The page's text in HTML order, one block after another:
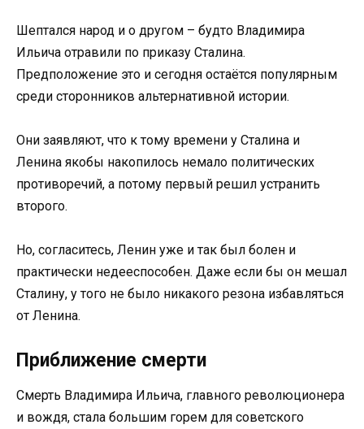
Шептался народ и о другом – будто Владимира
Ильича отравили по приказу Сталина.
Предположение это и сегодня остаётся популярным
среди сторонников альтернативной истории.
Они заявляют, что к тому времени у Сталина и
Ленина якобы накопилось немало политических
противоречий, а потому первый решил устранить
второго.
Но, согласитесь, Ленин уже и так был болен и
практически недееспособен. Даже если бы он мешал
Сталину, у того не было никакого резона избавляться
от Ленина.
Приближение смерти
Смерть Владимира Ильича, главного революционера
и вождя, стала большим горем для советского